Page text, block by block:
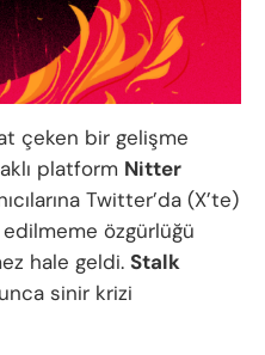
çeken bir gelişme
platform Nitter
Twitter’da (X’te)
özgürlüğü
hale geldi. Stalk
sinir krizi